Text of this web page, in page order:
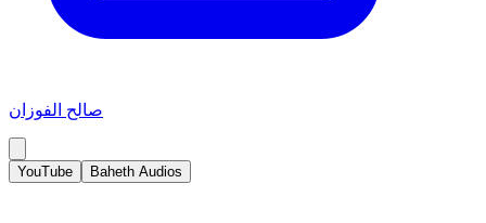
صالح الفوزان
YouTube Baheth Audios